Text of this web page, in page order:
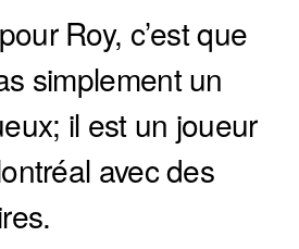
Roy, c’est que
simplement un
il est un joueur
avec des